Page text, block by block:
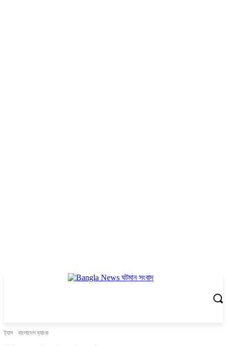
ট্যাগ বাংলাদেশ ব্যাংক